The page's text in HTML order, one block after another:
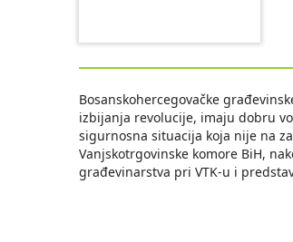
Bosanskohercegovačke
izbijanja revolucije, imaju dobru
sigurnosna situacija koja nije na
Vanjskotrgovinske komore BiH,
građevinarstva pri VTK-u i